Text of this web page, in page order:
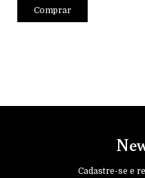
Comprar
Cadastre-se e